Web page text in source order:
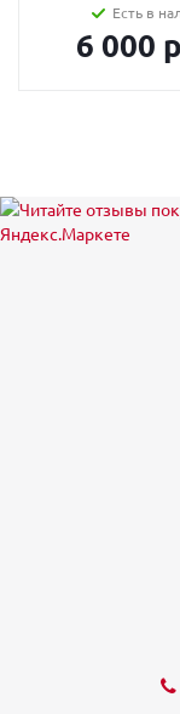
Есть в
6 000